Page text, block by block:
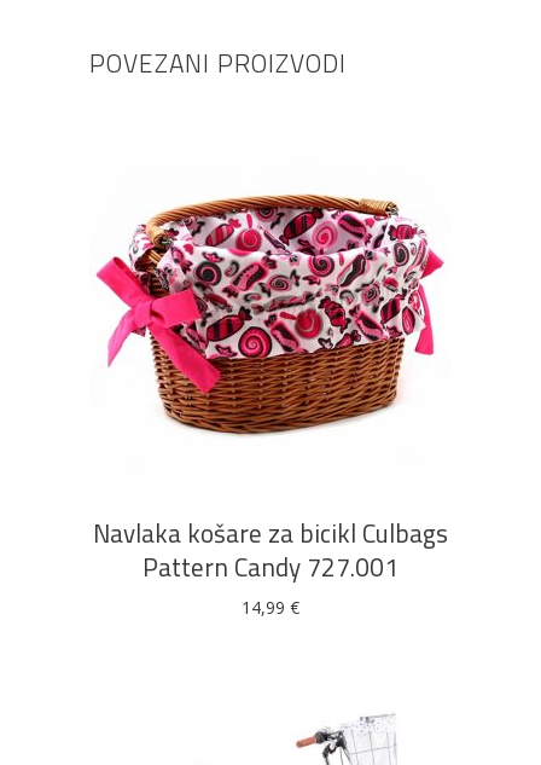
POVEZANI PROIZVODI
DODAJ U KOŠARICU
Navlaka košare za bicikl Culbags
Pattern Candy 727.001
14,99 €